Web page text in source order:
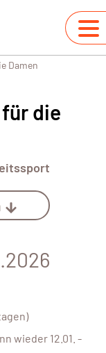
Damen
die
wieder 12.01. -